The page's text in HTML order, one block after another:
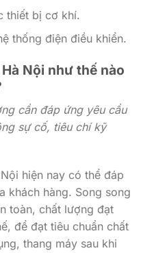
thiết bị cơ khí.
thống điện điều khiển.
Nội như thế nào
cần đáp ứng yêu cầu
sự cố, tiêu chí kỹ
hiện nay có thể đáp
khách hàng. Song song
toàn, chất lượng đạt
để đạt tiêu chuẩn chất
thang máy sau khi